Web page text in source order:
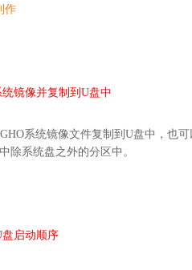
作
镜像并复制到U盘中
系统镜像文件复制到U盘中，也可
除系统盘之外的分区中。
启动顺序